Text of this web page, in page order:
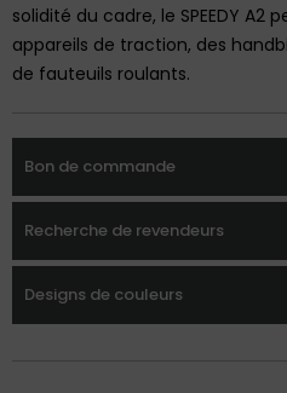
solidité du cadre, le SPEEDY
appareils de traction, des
de fauteuils roulants.
Recherche de revendeurs
Designs de couleurs
Bon de commande